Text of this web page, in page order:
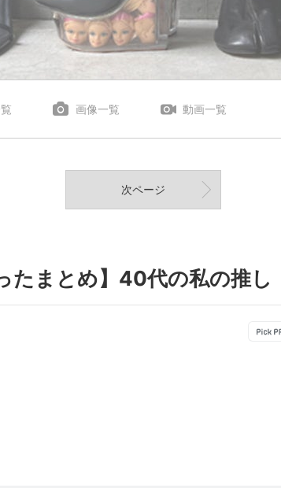
画像一覧 動画一覧
次ページ
たまとめ】40代の私の推し